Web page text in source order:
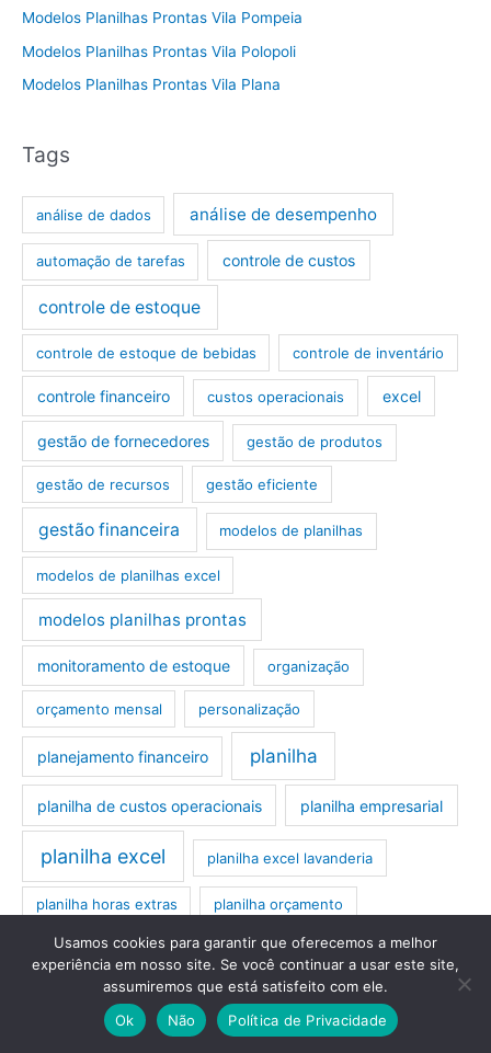
Modelos Planilhas Prontas Vila Pompeia
Modelos Planilhas Prontas Vila Polopoli
Modelos Planilhas Prontas Vila Plana
Tags
análise de dados análise de desempenho
automação de tarefas controle de custos
controle de estoque
controle de estoque de bebidas controle de inventário
controle financeiro custos operacionais excel
gestão de fornecedores gestão de produtos
gestão de recursos gestão eficiente
gestão financeira modelos de planilhas
modelos de planilhas excel
modelos planilhas prontas
monitoramento de estoque organização
orçamento mensal personalização
planejamento financeiro planilha
planilha de custos operacionais planilha empresarial
planilha excel planilha excel lavanderia
planilha horas extras planilha orçamento
planilha plr planilhas planilhas excel
planilhas excel editáveis planilhas excel prontas
planilhas orçamentárias planilhas prontas
Usamos cookies para garantir que oferecemos a melhor
experiência em nosso site. Se você continuar a usar este site,
assumiremos que está satisfeito com ele.
Ok
Não Política de Privacidade